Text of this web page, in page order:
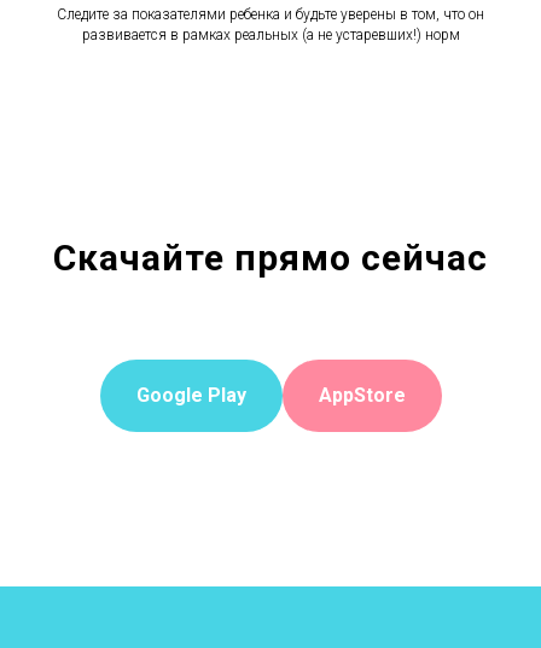
Следите за показателями ребенка и будьте уверены в том, что он
развивается в рамках реальных (а не устаревших!) норм
Скачайте прямо сейчас
Google Play AppStore